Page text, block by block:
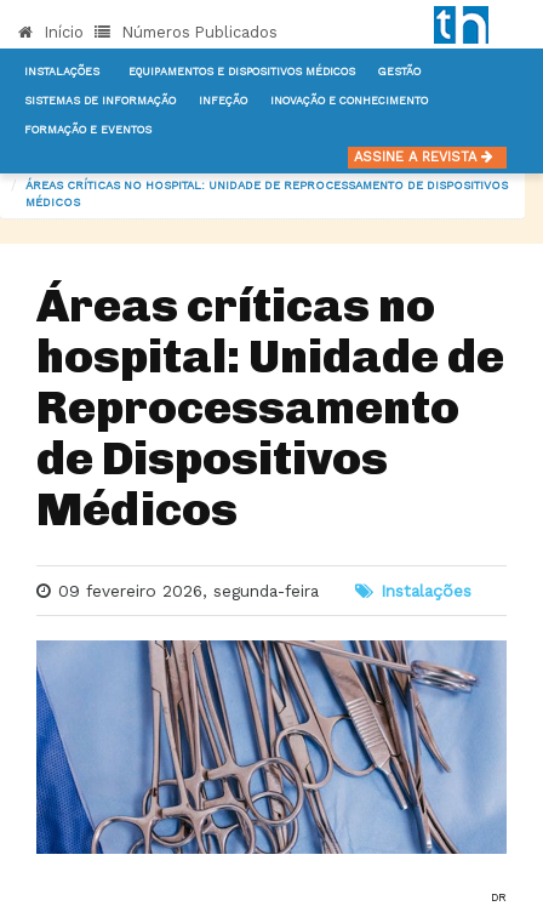
Início Números Publicados
INSTALAÇÕES EQUIPAMENTOS E DISPOSITIVOS MÉDICOS GESTÃO
SISTEMAS DE INFORMAÇÃO INFEÇÃO INOVAÇÃO E CONHECIMENTO
FORMAÇÃO E EVENTOS
ASSINE A REVISTA
ÁREAS CRÍTICAS NO HOSPITAL: UNIDADE DE REPROCESSAMENTO DE DISPOSITIVOS
MÉDICOS
Áreas críticas no
hospital: Unidade de
Reprocessamento
de Dispositivos
Médicos
09 fevereiro 2026, segunda-feira Instalações
DR